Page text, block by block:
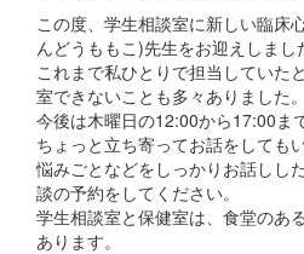
この度、学生相談室に新しい臨床
んどうももこ)先生をお迎えしまし
これまで私ひとりで担当していた
室できないことも多々ありました。
今後は木曜日の12:00から17:00ま
ちょっと立ち寄ってお話をしても
悩みごとなどをしっかりお話しし
談の予約をしてください。
学生相談室と保健室は、食堂のあ
あります。